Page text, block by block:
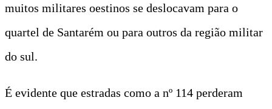
muitos militares oestinos se deslocavam para o
quartel de Santarém ou para outros da região militar
do sul.
É evidente que estradas como a nº 114 perderam